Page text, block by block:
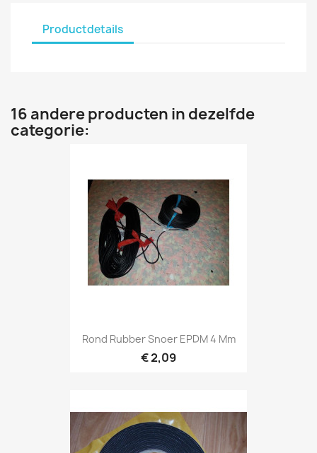
Productdetails
16 andere producten in dezelfde
categorie:
Rond Rubber Snoer EPDM 4 Mm
€ 2,09